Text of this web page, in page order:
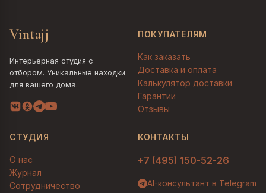
Vintajj
Интерьерная студия с
отбором. Уникальные находки
для вашего дома.
ПОКУПАТЕЛЯМ
Как заказать
Доставка и оплата
Калькулятор доставки
Гарантии
Отзывы
СТУДИЯ
О нас
Журнал
Сотрудничество
КОНТАКТЫ
+7 (495) 150-52-26
AI-консультант в Telegram